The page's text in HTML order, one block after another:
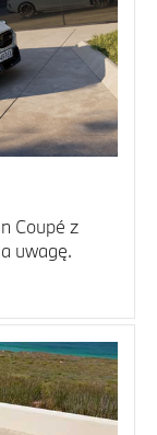
Coupé z
uwagę.